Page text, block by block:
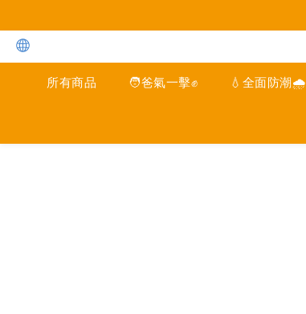
所有商品 🧑爸氣一擊✊ 💧全面防潮🌧️